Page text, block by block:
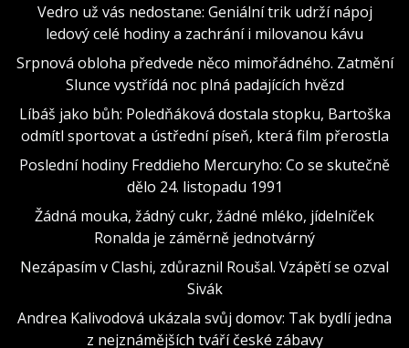
Vedro už vás nedostane: Geniální trik udrží nápoj
ledový celé hodiny a zachrání i milovanou kávu
Srpnová obloha předvede něco mimořádného. Zatmění
Slunce vystřídá noc plná padajících hvězd
Líbáš jako bůh: Poledňáková dostala stopku, Bartoška
odmítl sportovat a ústřední píseň, která film přerostla
Poslední hodiny Freddieho Mercuryho: Co se skutečně
dělo 24. listopadu 1991
Žádná mouka, žádný cukr, žádné mléko, jídelníček
Ronalda je záměrně jednotvárný
Nezápasím v Clashi, zdůraznil Roušal. Vzápětí se ozval
Sivák
Andrea Kalivodová ukázala svůj domov: Tak bydlí jedna
z nejznámějších tváří české zábavy